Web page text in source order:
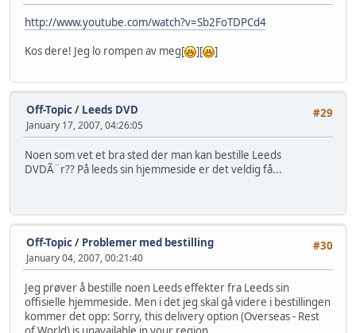
http://www.youtube.com/watch?v=Sb2FoTDPCd4
Kos dere! Jeg lo rompen av meg[
][ ]
#29
Off-Topic/ Leeds DVD
January 17, 2007, 04:26:05
Noen som vet et bra sted der man kan bestille Leeds
DVDÃ¨r?? På leeds sin hjemmeside er det veldig få...
#30
Off-Topic/ Problemer med bestilling
January 04, 2007, 00:21:40
Jeg prøver å bestille noen Leeds effekter fra Leeds sin
offisielle hjemmeside. Men i det jeg skal gå videre i bestillingen
kommer det opp: Sorry, this delivery option (Overseas - Rest